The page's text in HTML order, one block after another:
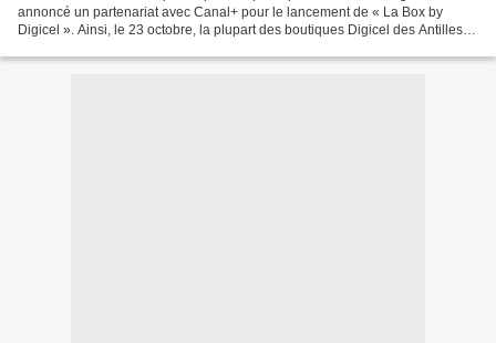
annoncé un partenariat avec Canal+ pour le lancement de « La Box by
Digicel ». Ainsi, le 23 octobre, la plupart des boutiques Digicel des Antilles-